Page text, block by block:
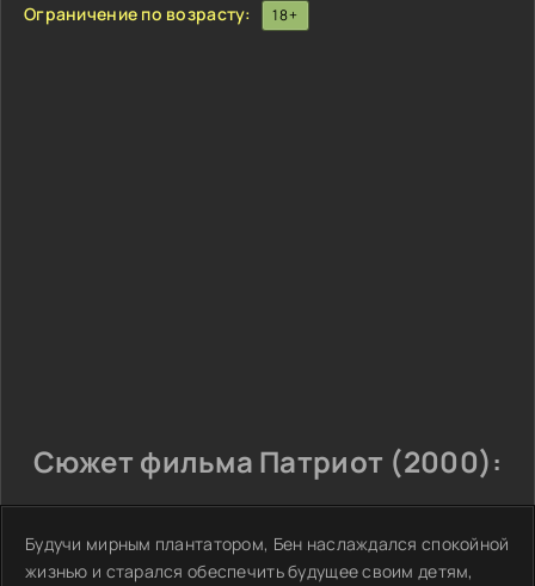
Ограничение по возрасту: 18+
Сюжет фильма Патриот (2000):
Будучи мирным плантатором, Бен наслаждался спокойной
жизнью и старался обеспечить будущее своим детям,